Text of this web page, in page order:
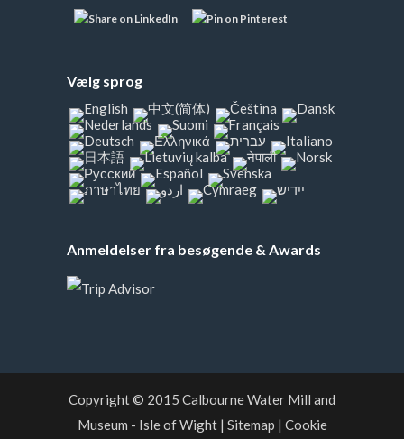
Vælg sprog
Anmeldelser fra besøgende & Awards
Copyright © 2015 Calbourne Water Mill and
Museum - Isle of Wight| Sitemap | Cookie